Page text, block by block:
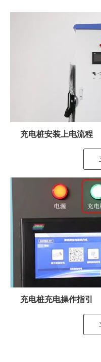
充电桩安装上电流程
充电桩充电操作指引